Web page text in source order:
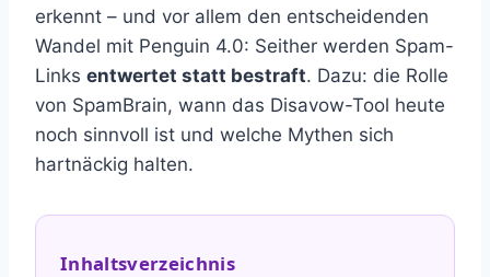
erkennt – und vor allem den entscheidenden
Wandel mit Penguin 4.0: Seither werden Spam-
Links entwertet statt bestraft. Dazu: die Rolle
von SpamBrain, wann das Disavow-Tool heute
noch sinnvoll ist und welche Mythen sich
hartnäckig halten.
Inhaltsverzeichnis